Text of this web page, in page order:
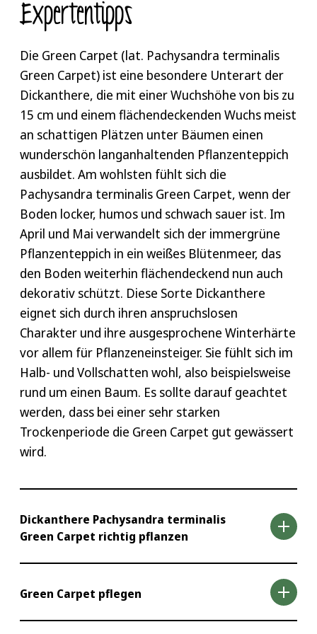
Expertentipps
Die Green Carpet (lat. Pachysandra terminalis
Green Carpet) ist eine besondere Unterart der
Dickanthere, die mit einer Wuchshöhe von bis zu
15 cm und einem flächendeckenden Wuchs meist
an schattigen Plätzen unter Bäumen einen
wunderschön langanhaltenden Pflanzenteppich
ausbildet. Am wohlsten fühlt sich die
Pachysandra terminalis Green Carpet, wenn der
Boden locker, humos und schwach sauer ist. Im
April und Mai verwandelt sich der immergrüne
Pflanzenteppich in ein weißes Blütenmeer, das
den Boden weiterhin flächendeckend nun auch
dekorativ schützt. Diese Sorte Dickanthere
eignet sich durch ihren anspruchslosen
Charakter und ihre ausgesprochene Winterhärte
vor allem für Pflanzeneinsteiger. Sie fühlt sich im
Halb- und Vollschatten wohl, also beispielsweise
rund um einen Baum. Es sollte darauf geachtet
werden, dass bei einer sehr starken
Trockenperiode die Green Carpet gut gewässert
wird.
Dickanthere Pachysandra terminalis
Green Carpet richtig pflanzen
Wenn Sie sich dazu entscheiden
Green Carpet pflegen